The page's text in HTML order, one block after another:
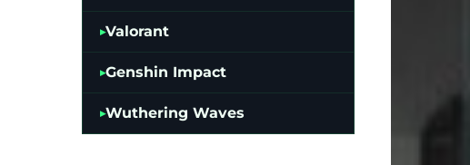
Valorant
Genshin Impact
Wuthering Waves